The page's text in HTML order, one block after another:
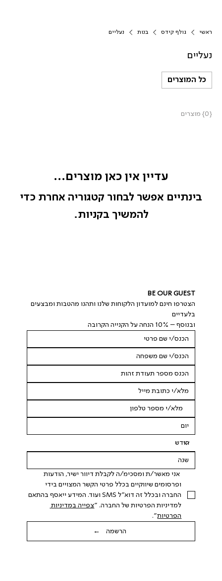
ראשי גולף קידס בנות נעליים
נעליים
כל המוצרים
{0} מוצרים
עדיין אין כאן מוצרים...
בינתיים אפשר לבחור קטגוריה אחרת כדי
להמשיך בקניות.
BE OUR GUEST
הצטרפו חינם למועדון הלקוחות שלנו ותהנו מהטבות ומבצעים
בלעדיים
ובנוסף – 10% הנחה על הקנייה הקרובה
אני מאשר/ת ומסכימ/ה לקבלת דיוור ישיר, הודעות
החברה ובכלל זה דוא"ל SMS ועוד. המידע ייאסף בהתאם
למדיניות הפרטיות של החברה. "
צפייה במדיניות
הפרטיות".
הרשמה ←